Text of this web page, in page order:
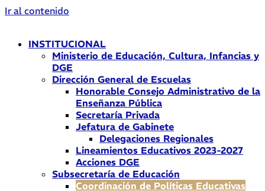
Ir al contenido
INSTITUCIONAL
Ministerio de Educación, Cultura, Infancias y
DGE
Dirección General de Escuelas
Honorable Consejo Administrativo de la
Enseñanza Pública
Secretaría Privada
Jefatura de Gabinete
Delegaciones Regionales
Lineamientos Educativos 2023-2027
Acciones DGE
Subsecretaría de Educación
Coordinación de Políticas Educativas